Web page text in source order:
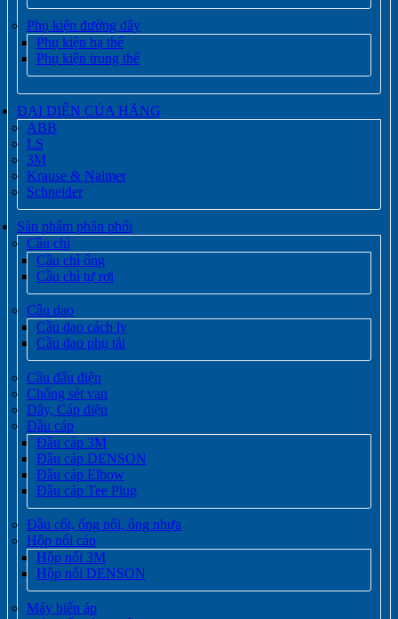
Phụ kiện đường dây
Phụ kiện hạ thế
Phụ kiện trung thế
ĐẠI DIỆN CỦA HÃNG
ABB
LS
3M
Krause & Naimer
Schneider
Sản phẩm phân phối
Cầu chì
Cầu chì ống
Cầu chì tự rơi
Cầu dao
Cầu dao cách ly
Cầu dao phụ tải
Cầu đấu điện
Chống sét van
Dây, Cáp điện
Đầu cáp
Đầu cáp 3M
Đầu cáp DENSON
Đầu cáp Elbow
Đầu cáp Tee Plug
Đầu cốt, ống nối, ống nhựa
Hộp nối cáp
Hộp nối 3M
Hộp nối DENSON
Máy biến áp